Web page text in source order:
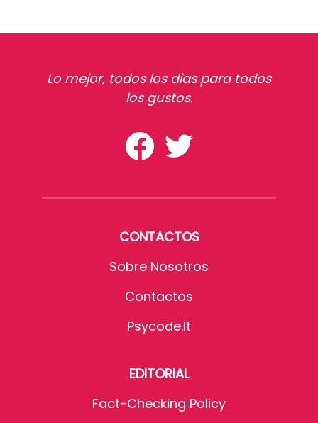
Lo mejor, todos los dias para todos
los gustos.
CONTACTOS
Sobre Nosotros
Contactos
Psycode.it
EDITORIAL
Fact-Checking Policy